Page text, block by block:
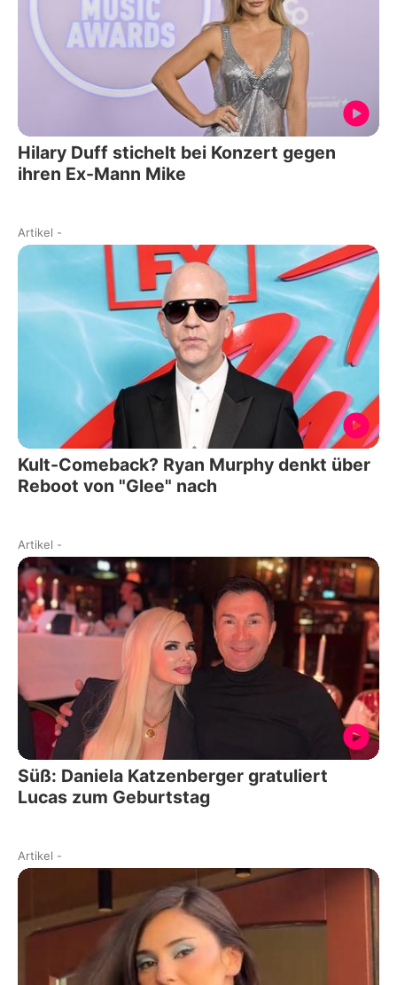
Hilary Duff stichelt bei Konzert gegen
ihren Ex-Mann Mike
Artikel -
Kult-Comeback? Ryan Murphy denkt über
Reboot von "Glee" nach
Artikel -
Süß: Daniela Katzenberger gratuliert
Lucas zum Geburtstag
Artikel -